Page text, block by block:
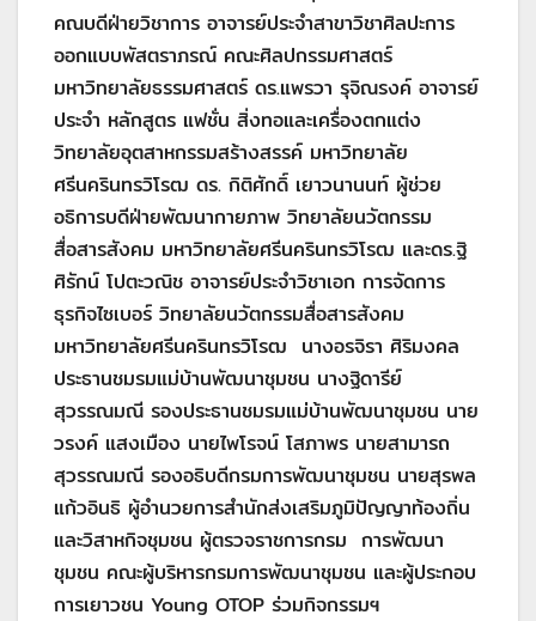
คณบดีฝ่ายวิชาการ อาจารย์ประจำสาขาวิชาศิลปะการ
ออกแบบพัสตราภรณ์ คณะศิลปกรรมศาสตร์
มหาวิทยาลัยธรรมศาสตร์ ดร.แพรวา รุจิณรงค์ อาจารย์
ประจำ หลักสูตร แฟชั่น สิ่งทอและเครื่องตกแต่ง
วิทยาลัยอุตสาหกรรมสร้างสรรค์ มหาวิทยาลัย
ศรีนครินทรวิโรฒ ดร. กิติศักดิ์ เยาวนานนท์ ผู้ช่วย
อธิการบดีฝ่ายพัฒนากายภาพ วิทยาลัยนวัตกรรม
สื่อสารสังคม มหาวิทยาลัยศรีนครินทรวิโรฒ และดร.ฐิ
ศิรักน์ โปตะวณิช อาจารย์ประจำวิชาเอก การจัดการ
ธุรกิจไซเบอร์ วิทยาลัยนวัตกรรมสื่อสารสังคม
มหาวิทยาลัยศรีนครินทรวิโรฒ นางอรจิรา ศิริมงคล
ประธานชมรมแม่บ้านพัฒนาชุมชน นางฐิดารีย์
สุวรรณมณี รองประธานชมรมแม่บ้านพัฒนาชุมชน นาย
วรงค์ แสงเมือง นายไพโรจน์ โสภาพร นายสามารถ
สุวรรณมณี รองอธิบดีกรมการพัฒนาชุมชน นายสุรพล
แก้วอินธิ ผู้อำนวยการสำนักส่งเสริมภูมิปัญญาท้องถิ่น
และวิสาหกิจชุมชน ผู้ตรวจราชการกรม การพัฒนา
ชุมชน คณะผู้บริหารกรมการพัฒนาชุมชน และผู้ประกอบ
การเยาวชน Young OTOP ร่วมกิจกรรมฯ